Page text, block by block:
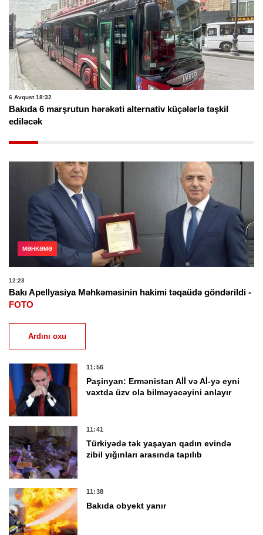
6 Avqust 18:32
Bakıda 6 marşrutun hərəkəti alternativ küçələrlə təşkil
ediləcək
MƏHKƏMƏ
12:23
Bakı Apellyasiya Məhkəməsinin hakimi təqaüdə göndərildi -
FOTO
Ardını oxu
11:56
Paşinyan: Ermənistan Aİİ və Aİ-yə eyni
vaxtda üzv ola bilməyəcəyini anlayır
11:41
Türkiyədə tək yaşayan qadın evində
zibil yığınları arasında tapılıb
11:38
Bakıda obyekt yanır